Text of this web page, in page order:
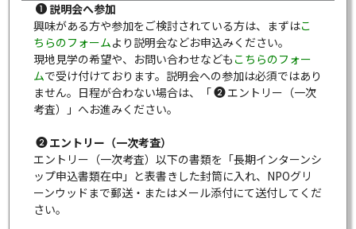
説明会へ参加
興味がある方や参加をご検討されている方は、まずはこ
ちらのフォームより説明会などお申込みください。
現地見学の希望や、お問い合わせなども こちらのフォー
ムで受け付けております。説明会への参加は必須ではあり
ません。日程が合わない場合は、「
エントリー（一次
考査）」へお進みください。
エントリー（一次考査）
エントリー（一次考査）以下の書類を「長期インターンシ
ップ申込書類在中」と表書きした封筒に入れ、NPOグリ
ーンウッドまで郵送・またはメール添付にて送付してくだ
さい。